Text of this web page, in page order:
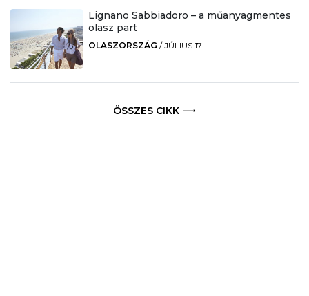
Lignano Sabbiadoro – a műanyagmentes
olasz part
OLASZORSZÁG /JÚLIUS 17.
ÖSSZES CIKK